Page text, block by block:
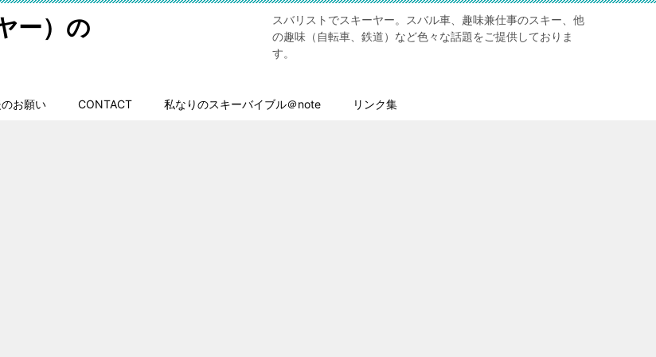
ー）の
スバリストでスキーヤー。スバル車、趣味兼仕事のスキー、他
の趣味（自転車、鉄道）など色々な話題をご提供しておりま
す。
お願い CONTACT 私なりのスキーバイブル＠note リンク集